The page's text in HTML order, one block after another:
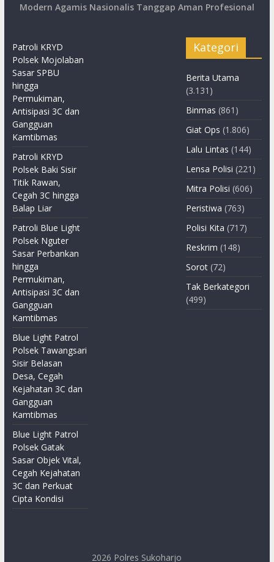
Modern Agamis Nasionalis Tanggap Aman Profesional
Patroli KRYD
Polsek Mojolaban
Sasar SPBU
hingga
Permukiman,
Antisipasi 3C dan
Gangguan
Kamtibmas
Patroli KRYD
Polsek Baki Sisir
Titik Rawan,
Cegah 3C hingga
Balap Liar
Patroli Blue Light
Polsek Nguter
Sasar Perbankan
hingga
Permukiman,
Antisipasi 3C dan
Gangguan
Kamtibmas
Blue Light Patrol
Polsek Tawangsari
Sisir Belasan
Desa, Cegah
Kejahatan 3C dan
Gangguan
Kamtibmas
Blue Light Patrol
Polsek Gatak
Sasar Objek Vital,
Cegah Kejahatan
3C dan Perkuat
Cipta Kondisi
Kategori
Berita Utama
(3.131)
Binmas (861)
Giat Ops (1.806)
Lalu Lintas (144)
Lensa Polisi (221)
Mitra Polisi (606)
Peristiwa (763)
Polisi Kita (717)
Reskrim (148)
Sorot (72)
Tak Berkategori
(499)
2026 Polres Sukoharjo